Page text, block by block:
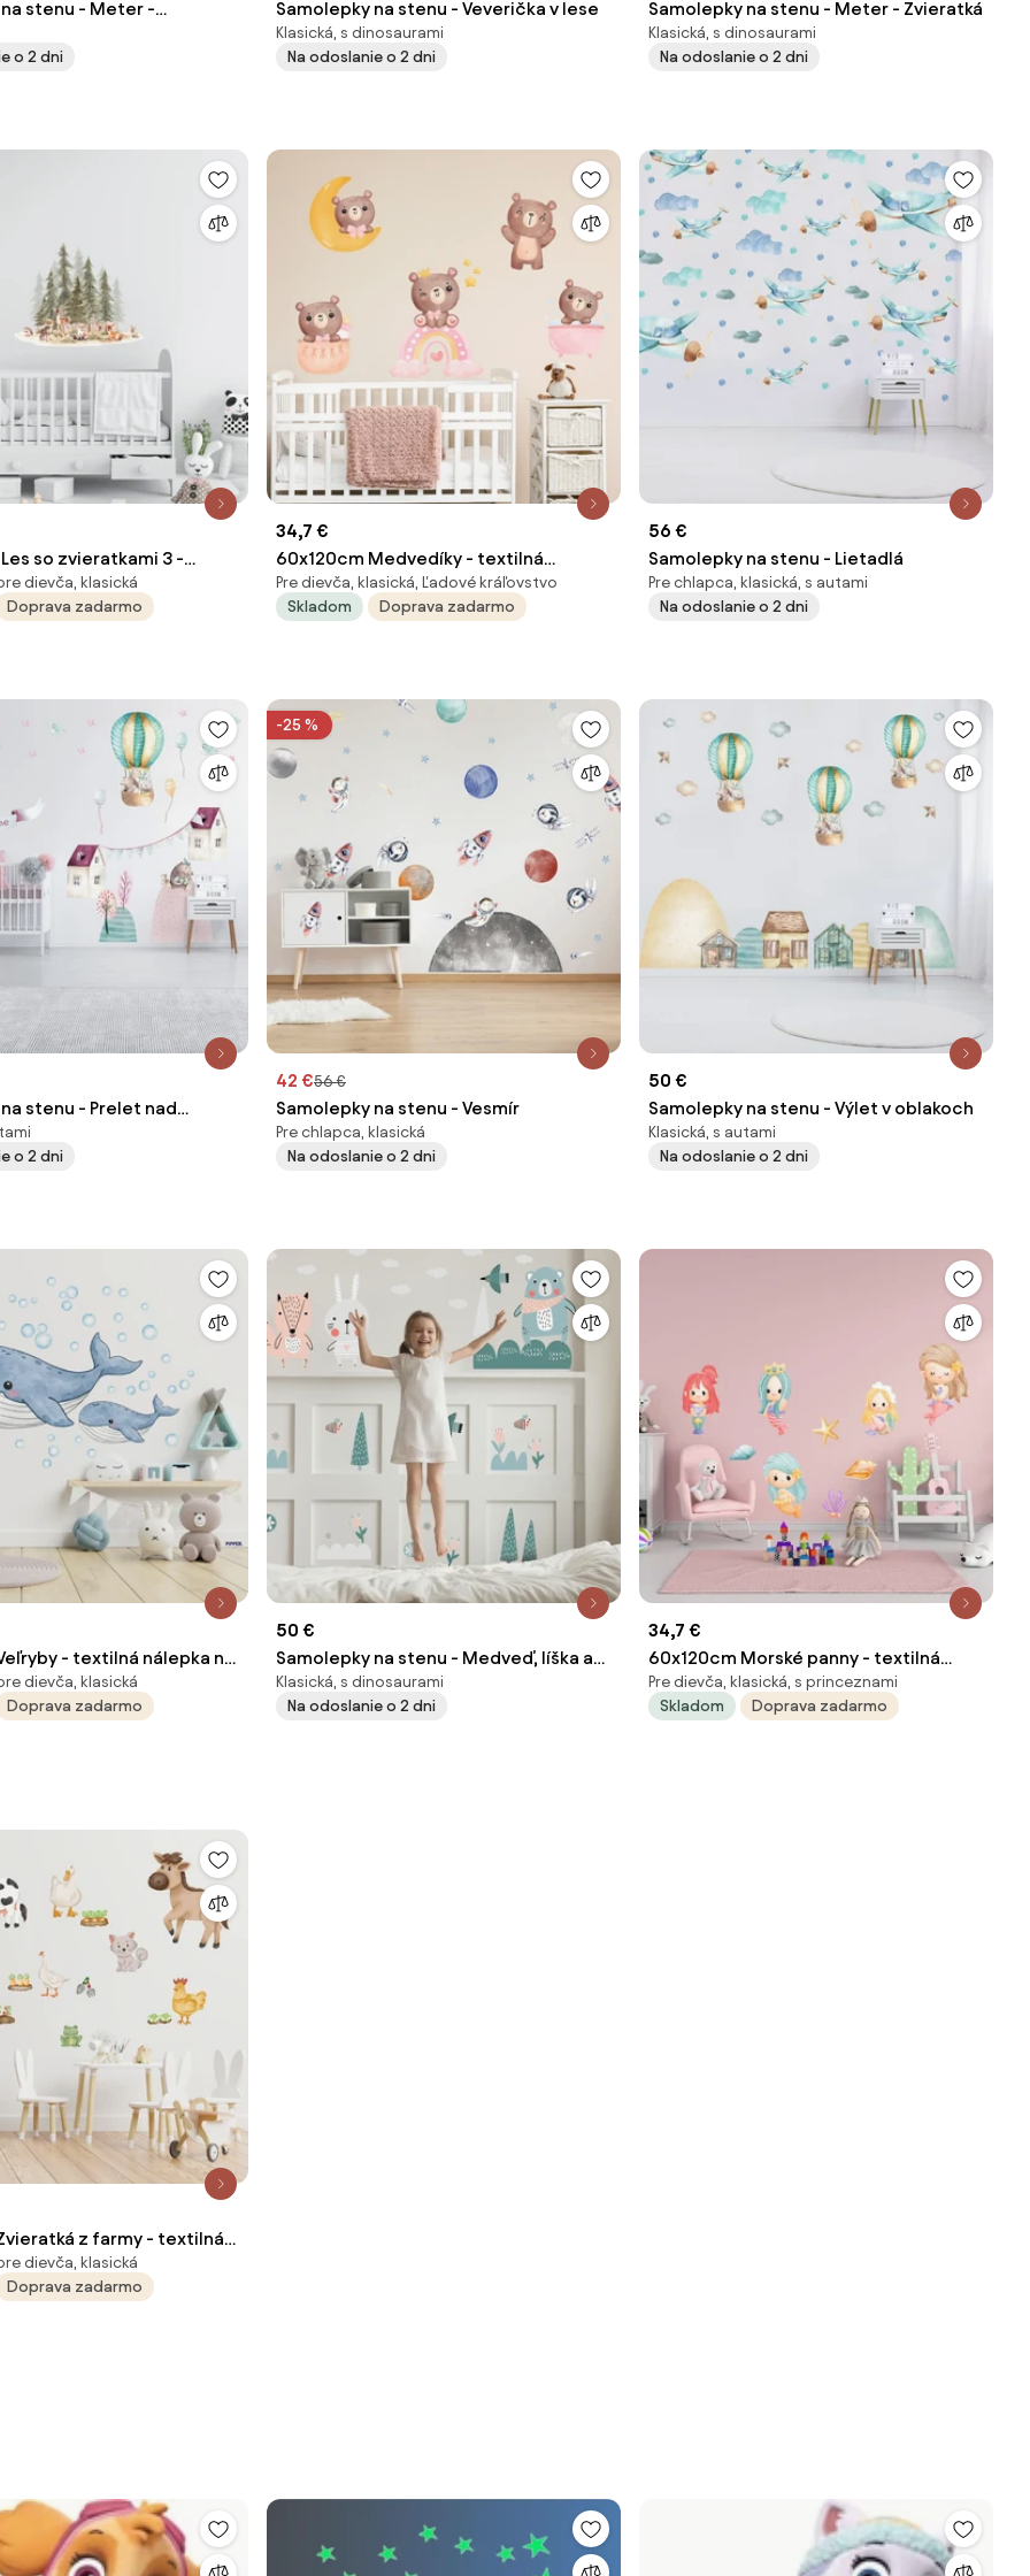
stenu - Meter -
o 2 dni
Samolepky na stenu - Veverička v lese
Klasická, s dinosaurami
Na odoslanie o 2 dni
Samolepky na stenu - Meter - Zvieratká
Klasická, s dinosaurami
Na odoslanie o 2 dni
so zvieratkami 3 -
na stenu Veľkosť:
dievča, klasická
Doprava zadarmo
34,7 €
60x120cm Medvedíky - textilná
nálepka na stenu
Pre dievča, klasická, Ľadové kráľovstvo
Skladom
Doprava zadarmo
56 €
Samolepky na stenu - Lietadlá
Pre chlapca, klasická, s autami
Na odoslanie o 2 dni
stenu - Prelet nad
o 2 dni
-25 %
42 €56 €
Samolepky na stenu - Vesmír
Pre chlapca, klasická
Na odoslanie o 2 dni
50 €
Samolepky na stenu - Výlet v oblakoch
Klasická, s autami
Na odoslanie o 2 dni
- textilná nálepka na
dievča, klasická
Doprava zadarmo
50 €
Samolepky na stenu - Medveď, líška a
zajac II.
Klasická, s dinosaurami
Na odoslanie o 2 dni
34,7 €
60x120cm Morské panny - textilná
nálepka na stenu
Pre dievča, klasická, s princeznami
Skladom
Doprava zadarmo
z farmy - textilná
dievča, klasická
Doprava zadarmo